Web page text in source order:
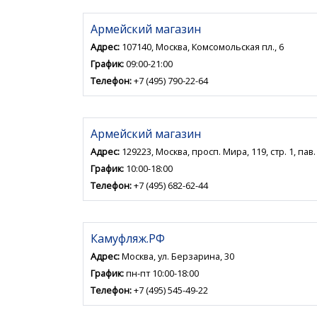
Армейский магазин
Адрес: 107140, Москва, Комсомольская пл., 6
График:09:00-21:00
Телефон:+7 (495) 790-22-64
Армейский магазин
Адрес: 129223, Москва, просп. Мира, 119, стр. 1,
График: 10:00-18:00
Телефон:+7 (495) 682-62-44
Камуфляж.РФ
Адрес:Москва, ул. Берзарина, 30
График:пн-пт 10:00-18:00
Телефон:+7 (495) 545-49-22